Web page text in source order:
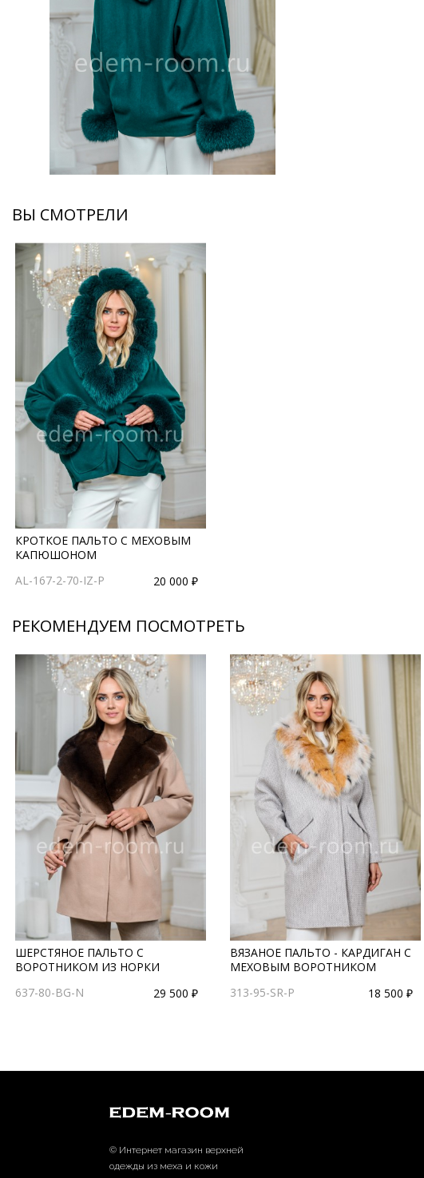
ВЫ СМОТРЕЛИ
КРОТКОЕ ПАЛЬТО С МЕХОВЫМ
КАПЮШОНОМ
AL-167-2-70-IZ-P
20 000 ₽
РЕКОМЕНДУЕМ ПОСМОТРЕТЬ
ШЕРСТЯНОЕ ПАЛЬТО С
ВОРОТНИКОМ ИЗ НОРКИ
637-80-BG-N
29 500 ₽
ВЯЗАНОЕ ПАЛЬТО - КАРДИГАН С
МЕХОВЫМ ВОРОТНИКОМ
313-95-SR-P
18 500 ₽
© Интернет магазин верхней
одежды из меха и кожи